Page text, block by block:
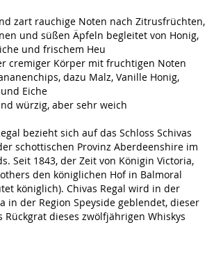
zart rauchige Noten nach Zitrusfrüchten,
und süßen Äpfeln begleitet von Honig,
und frischem Heu
cremiger Körper mit fruchtigen Noten
dazu Malz, Vanille Honig,
Eiche
würzig, aber sehr weich
bezieht sich auf das Schloss Schivas
schottischen Provinz Aberdeenshire im
Seit 1843, der Zeit von Königin Victoria,
den königlichen Hof in Balmoral
königlich). Chivas Regal wird in der
in der Region Speyside geblendet, dieser
dieses zwölfjährigen Whiskys